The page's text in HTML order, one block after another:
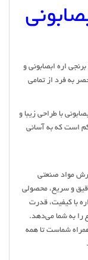
اره ابصابونی و
به فرد از تمامی
با طراحی زیبا و
است که به آسانی
مواد صنعتی
و سریع، محصولی
با کیفیت، قدرت
را به شما می‌دهد.
همراه شماست تا همه